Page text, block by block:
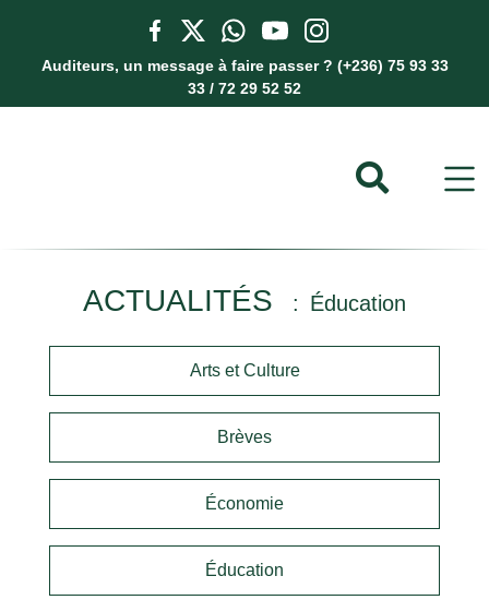
Auditeurs, un message à faire passer ? (+236) 75 93 33
33 / 72 29 52 52
ACTUALITÉS Éducation
Arts et Culture
Brèves
Économie
Éducation